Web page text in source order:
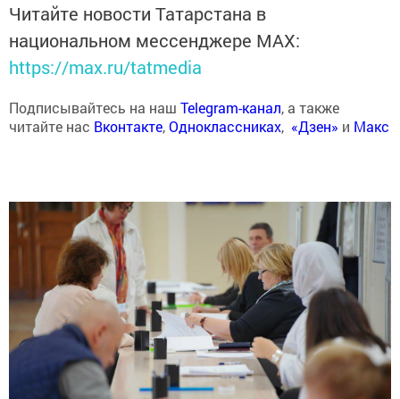
Читайте новости Татарстана в
национальном мессенджере MАХ:
https://max.ru/tatmedia
Подписывайтесь на наш Telegram-канал, а также
читайте нас Вконтакте,Одноклассниках, «Дзен» и Макс